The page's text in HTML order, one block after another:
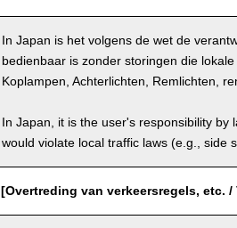
In Japan is het volgens de wet de
bedienbaar is zonder storingen die
Koplampen, Achterlichten, Remlichten,
In Japan, it is the user's responsibility
would violate local traffic laws (e.g., side
[Overtreding van verkeersregels, etc.